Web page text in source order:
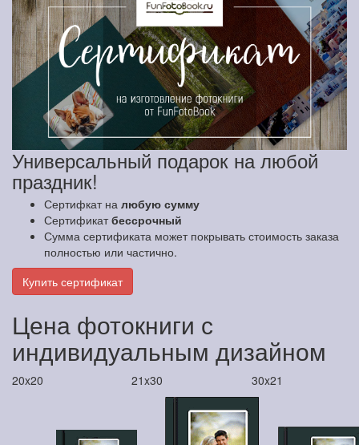
Универсальный подарок на любой
праздник!
Сертифкат на любую сумму
Сертификатбессрочный
Сумма сертификата может покрывать стоимость заказа
полностью или частично.
Купить сертификат
Цена фотокниги с
индивидуальным дизайном
20x20 21x30 30x21